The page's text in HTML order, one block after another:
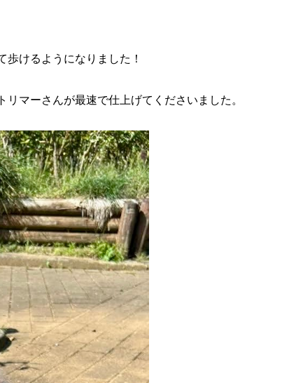
歩けるようになりました！
マーさんが最速で仕上げてくださいました。